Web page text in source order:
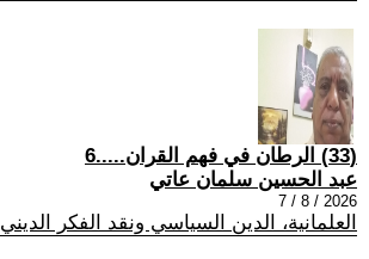
(33) الرطان في فهم القران.....6
عبد الحسين سلمان عاتي
2026 / 8 / 7
العلمانية، الدين السياسي ونقد الفكر الديني